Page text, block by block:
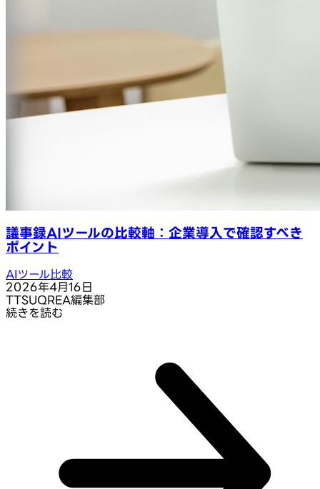
議事録AIツールの比較軸：企業導入で確認すべき
ポイント
AIツール比較
2026年4月16日
TTSUQREA編集部
続きを読む